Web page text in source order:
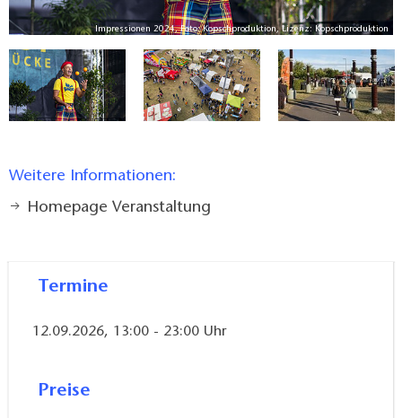
Impressionen 2024, Foto: Kopschproduktion, Lizenz: Kopschproduktion
Weitere Informationen:
Homepage Veranstaltung
Termine
12.09.2026, 13:00 - 23:00 Uhr
Preise